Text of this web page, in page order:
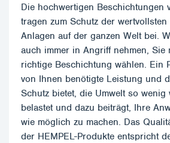
Die hochwertigen Beschichtungen
tragen zum Schutz der wertvollsten
Anlagen auf der ganzen Welt bei.
auch immer in Angriff nehmen, Sie
richtige Beschichtung wählen. Ein
von Ihnen benötigte Leistung und
Schutz bietet, die Umwelt so wenig
belastet und dazu beiträgt, Ihre
wie möglich zu machen. Das
der HEMPEL-Produkte entspricht